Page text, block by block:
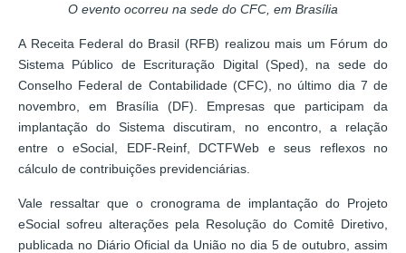
O evento ocorreu na sede do CFC, em Brasília
A Receita Federal do Brasil (RFB) realizou mais um Fórum do
Sistema Público de Escrituração Digital (Sped), na sede do
Conselho Federal de Contabilidade (CFC), no último dia 7 de
novembro, em Brasília (DF). Empresas que participam da
implantação do Sistema discutiram, no encontro, a relação
entre o eSocial, EDF-Reinf, DCTFWeb e seus reflexos no
cálculo de contribuições previdenciárias.
Vale ressaltar que o cronograma de implantação do Projeto
eSocial sofreu alterações pela Resolução do Comitê Diretivo,
publicada no Diário Oficial da União no dia 5 de outubro, assim